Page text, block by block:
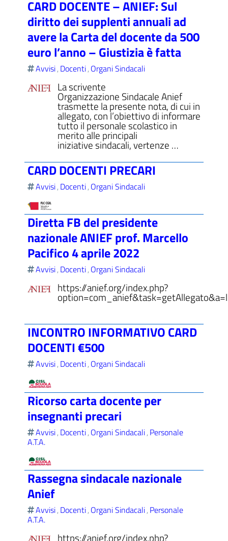
CARD DOCENTE – ANIEF: Sul
diritto dei supplenti annuali ad
avere la Carta del docente da 500
euro l’anno – Giustizia è fatta
Avvisi, Docenti, Organi Sindacali
La scrivente
Organizzazione Sindacale Anief
trasmette la presente nota, di cui in
allegato, con l’obiettivo di informare
tutto il personale scolastico in
merito alle principali
iniziative sindacali, vertenze …
CARD DOCENTI PRECARI
Avvisi, Docenti, Organi Sindacali
Diretta FB del presidente
nazionale ANIEF prof. Marcello
Pacifico 4 aprile 2022
Avvisi, Docenti, Organi Sindacali
https://anief.org/index.php?
INCONTRO INFORMATIVO CARD
DOCENTI €500
Avvisi, Docenti, Organi Sindacali
Ricorso carta docente per
insegnanti precari
Avvisi, Docenti, Organi Sindacali, Personale
A.T.A.
Rassegna sindacale nazionale
Anief
Avvisi, Docenti, Organi Sindacali, Personale
A.T.A.
https://anief.org/index.php?